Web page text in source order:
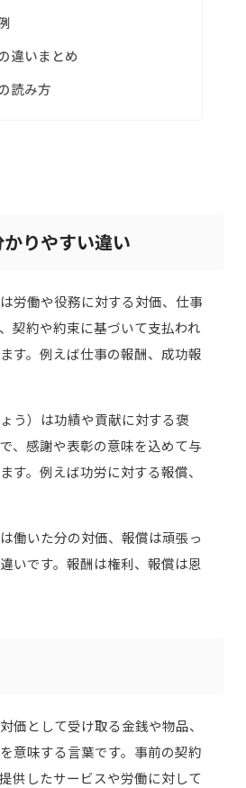
違いまとめ
読み方
りやすい違い
労働や役務に対する対価、仕事
契約や約束に基づいて支払われ
す。例えば仕事の報酬、成功報
う）は功績や貢献に対する褒
、感謝や表彰の意味を込めて与
す。例えば功労に対する報償、
働いた分の対価、報償は頑張っ
いです。報酬は権利、報償は恩
価として受け取る金銭や物品、
意味する言葉です。事前の契約
供したサービスや労働に対して